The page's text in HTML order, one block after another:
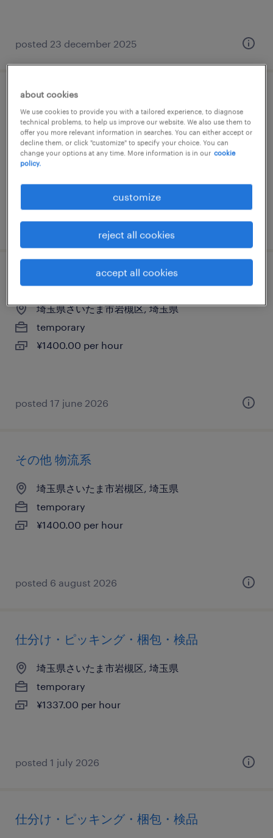
posted 23 december 2025
流通・小売のフォークリフト、入出荷
埼玉県さいたま市岩槻区, 埼玉県
temporary
¥1600.00 per hour
posted 18 may 2026
その他の仕分け・ピッキング・梱包、検品
埼玉県さいたま市岩槻区, 埼玉県
temporary
¥1400.00 per hour
posted 17 june 2026
その他 物流系
埼玉県さいたま市岩槻区, 埼玉県
temporary
¥1400.00 per hour
posted 6 august 2026
仕分け・ピッキング・梱包・検品
埼玉県さいたま市岩槻区, 埼玉県
temporary
¥1337.00 per hour
posted 1 july 2026
仕分け・ピッキング・梱包・検品
about cookies
We use cookies to provide you with a tailored experience, to diagnose
technical problems, to help us improve our website. We also use them to
offer you more relevant information in searches. You can either accept or
decline them, or click "customize" to specify your choice. You can
change your options at any time. More information is in our cookie
policy.
customize
reject all cookies
accept all cookies